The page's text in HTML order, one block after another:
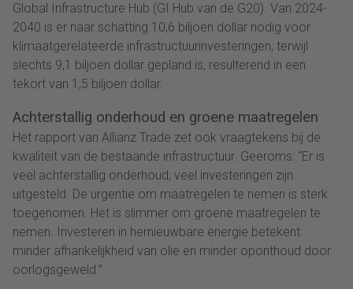
Global Infrastructure Hub (GI Hub van de G20). Van 2024-
2040 is er naar schatting 10,6 biljoen dollar nodig voor
klimaatgerelateerde infrastructuurinvesteringen, terwijl
slechts 9,1 biljoen dollar gepland is, resulterend in een
tekort van 1,5 biljoen dollar.
Achterstallig onderhoud en groene maatregelen
Het rapport van Allianz Trade zet ook vraagtekens bij de
kwaliteit van de bestaande infrastructuur. Geeroms: “Er is
veel achterstallig onderhoud; veel investeringen zijn
uitgesteld. De urgentie om maatregelen te nemen is sterk
toegenomen. Het is slimmer om groene maatregelen te
nemen. Investeren in hernieuwbare energie betekent
minder afhankelijkheid van olie en minder oponthoud door
oorlogsgeweld.”